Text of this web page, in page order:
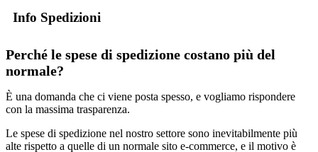
Info Spedizioni
Perché le spese di spedizione costano più del
normale?
È una domanda che ci viene posta spesso, e vogliamo rispondere
con la massima trasparenza.
Le spese di spedizione nel nostro settore sono inevitabilmente più
alte rispetto a quelle di un normale sito e-commerce, e il motivo è